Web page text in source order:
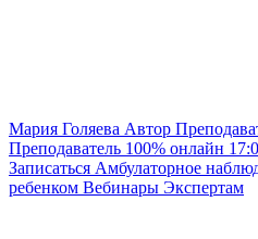
Мария Голяева Автор
Преподаватель 100% онлайн
Записаться Амбулаторное
ребенком Вебинары Экспертам